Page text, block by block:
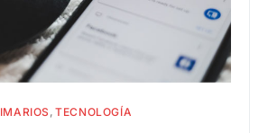
TECNOLOGÍA